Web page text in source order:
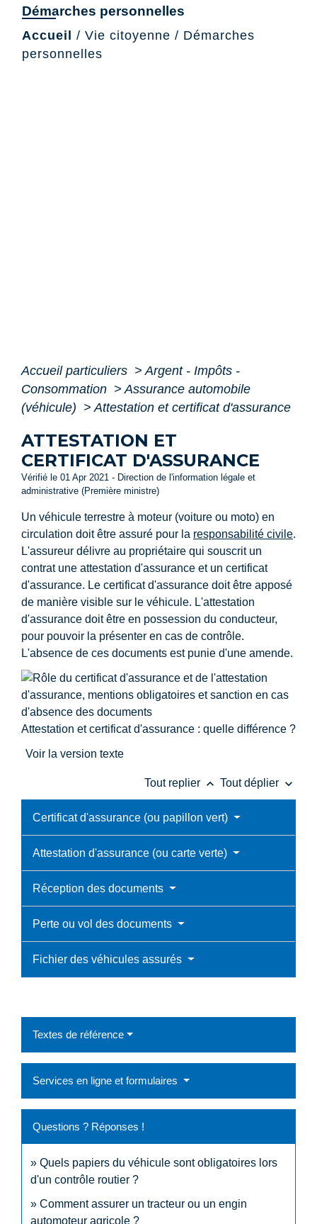
Démarches personnelles
Accueil / Vie citoyenne / Démarches
personnelles
Accueil particuliers > Argent - Impôts -
Consommation > Assurance automobile
(véhicule) > Attestation et certificat d'assurance
ATTESTATION ET
CERTIFICAT D'ASSURANCE
Vérifié le 01 Apr 2021 - Direction de l'information légale et
administrative (Première ministre)
Un véhicule terrestre à moteur (voiture ou moto) en
circulation doit être assuré pour la responsabilité civile.
L'assureur délivre au propriétaire qui souscrit un
contrat une attestation d'assurance et un certificat
d'assurance. Le certificat d'assurance doit être apposé
de manière visible sur le véhicule. L'attestation
d'assurance doit être en possession du conducteur,
pour pouvoir la présenter en cas de contrôle.
L'absence de ces documents est punie d'une amende.
Attestation et certificat d'assurance : quelle différence ?
Voir la version texte
Tout replier keyboard_arrow_up Tout déplier keyboard_arrow_down
Certificat d'assurance (ou papillon vert)
Attestation d'assurance (ou carte verte)
Réception des documents
Perte ou vol des documents
Fichier des véhicules assurés
Textes de référence
Services en ligne et formulaires
Questions ? Réponses !
Quels papiers du véhicule sont obligatoires lors
d'un contrôle routier ?
Comment assurer un tracteur ou un engin
automoteur agricole ?